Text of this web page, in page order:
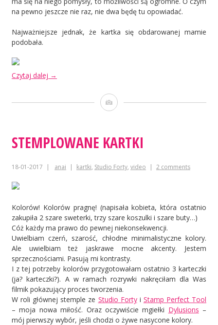
na pewno jeszcze nie raz, nie dwa będę tu opowiadać.
Najważniejsze jednak, że kartka się obdarowanej mamie
podobała.
Czytaj dalej „Kartka
→
Obrazek
STEMPLOWANE KARTKI
18-01-2017 anai kartki, Studio Forty, video 2 comments
Kolorów! Kolorów pragnę! (napisała kobieta, która ostatnio
zakupiła 2 szare sweterki, trzy szare koszulki i szare buty…)
Cóż każdy ma prawo do pewnej niekonsekwencji.
Uwielbiam czerń, szarość, chłodne minimalistyczne kolory.
Ale uwielbiam też jaskrawe mocne akcenty. Jestem
sprzecznościami. Pasują mi kontrasty.
I z tej potrzeby kolorów przygotowałam ostatnio 3 karteczki
(ja? karteczki?). A w ramach rozrywki nakręciłam dla Was
filmik pokazujący proces tworzenia.
W roli głównej stemple ze Studio Fortyi Stamp Perfect Tool
– moja nowa miłość. Oraz oczywiście mgiełki Dylusions –
mój pierwszy wybór, jeśli chodzi o żywe nasycone kolory.